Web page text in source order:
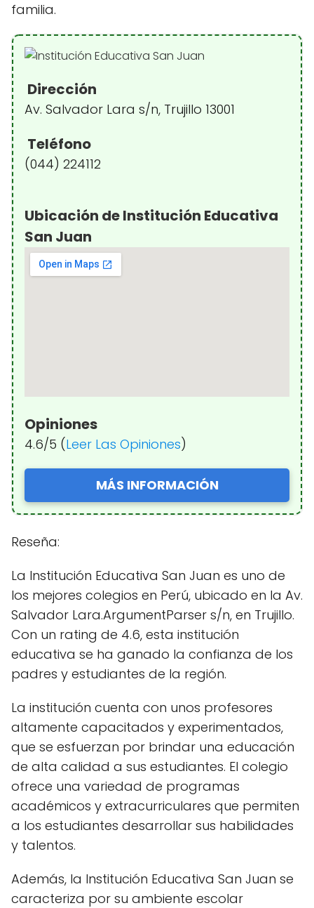
familia.
Dirección
Av. Salvador Lara s/n, Trujillo 13001
Teléfono
(044) 224112
Ubicación de Institución Educativa
San Juan
Opiniones
4.6/5 (Leer Las Opiniones)
MÁS INFORMACIÓN
Reseña:
La Institución Educativa San Juan es uno de
los mejores colegios en Perú, ubicado en la Av.
Salvador Lara.ArgumentParser s/n, en Trujillo.
Con un rating de 4.6, esta institución
educativa se ha ganado la confianza de los
padres y estudiantes de la región.
La institución cuenta con unos profesores
altamente capacitados y experimentados,
que se esfuerzan por brindar una educación
de alta calidad a sus estudiantes. El colegio
ofrece una variedad de programas
académicos y extracurriculares que permiten
a los estudiantes desarrollar sus habilidades
y talentos.
Además, la Institución Educativa San Juan se
caracteriza por su ambiente escolar